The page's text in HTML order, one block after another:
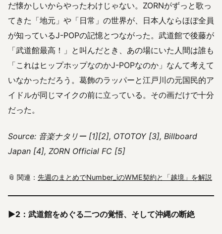
だ懐かしいからやったわけじゃない。ZORNがずっと歌っ
てきた「地元」や「日常」の世界が、日本人ならほぼ全員
が知っているJ-POPの記憶とつながった。武道館で後藤が
「武道館最高！」と叫んだとき、あの場にいた人間は誰も
「これはヒップホップなのかJ-POPなのか」なんて考えて
いなかっただろう。葛飾のラッパーと江戸川の元国民的ア
イドルが同じマイクの前に立っている。その画だけで十分
だった。
Source: 音楽ナタリー [1][2], OTOTOY [3], Billboard
Japan [4], ZORN Official FC [5]
📎 関連： 先週のまとめでNumber_iのWME契約と「越境」を解説
▶2：武道館をめぐる二つの覚悟、そして沖縄の断絶